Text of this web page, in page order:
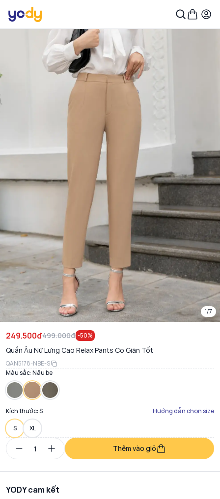
1/7
249.500đ499.000đ -50%
Quần Âu Nữ Lưng Cao Relax Pants Co Giãn Tốt
QAN5178-NBE-S
Màu sắc:Nâu be
Kích thước:S Hướng dẫn chọn size
S XL
Thêm vào giỏ
YODY cam kết